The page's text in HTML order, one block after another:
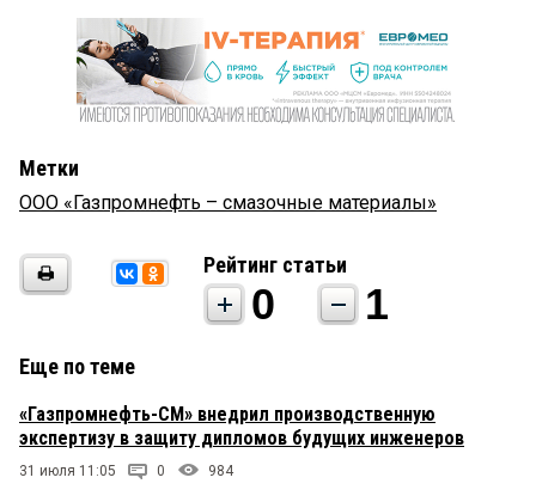
Метки
ООО «Газпромнефть – смазочные материалы»
Рейтинг статьи
0 1
Еще по теме
«Газпромнефть-СМ» внедрил производственную
экспертизу в защиту дипломов будущих инженеров
31 июля 11:05 0 984